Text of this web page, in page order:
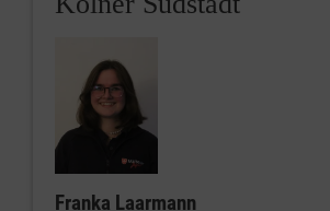
Franka Laarmann